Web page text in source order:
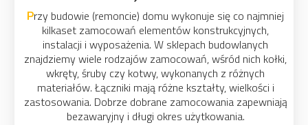
Przy budowie (remoncie) domu wykonuje się co najmniej
kilkaset zamocowań elementów konstrukcyjnych,
instalacji i wyposażenia. W sklepach budowlanych
znajdziemy wiele rodzajów zamocowań, wśród nich kołki,
wkręty, śruby czy kotwy, wykonanych z różnych
materiałów. Łączniki mają różne kształty, wielkości i
zastosowania. Dobrze dobrane zamocowania zapewniają
bezawaryjny i długi okres użytkowania.